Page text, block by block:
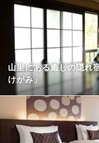
山里にある癒しの隠れ
けがみ」